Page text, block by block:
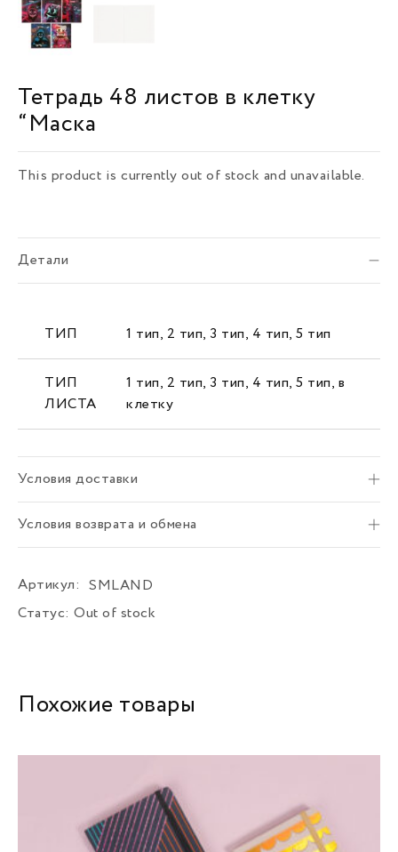
Тетрадь 48 листов в клетку
“Маска
This product is currently out of stock and unavailable.
Детали
ТИП 1 тип, 2 тип, 3 тип, 4 тип, 5 тип
ТИП
ЛИСТА
1 тип, 2 тип, 3 тип, 4 тип, 5 тип, в
клетку
Условия доставки
Условия возврата и обмена
Артикул:
SMLAND
Статус: Out of stock
Похожие товары